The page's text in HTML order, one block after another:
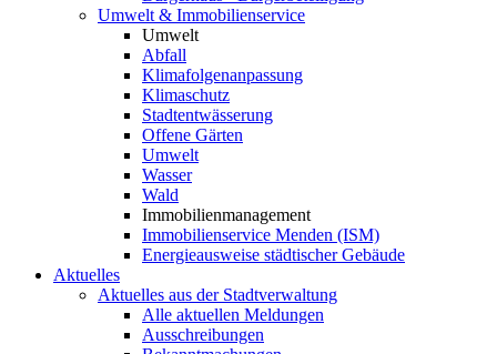
Umwelt & Immobilienservice
Umwelt
Abfall
Klimafolgenanpassung
Klimaschutz
Stadtentwässerung
Offene Gärten
Umwelt
Wasser
Wald
Immobilienmanagement
Immobilienservice Menden (ISM)
Energieausweise städtischer Gebäude
Aktuelles
Aktuelles aus der Stadtverwaltung
Alle aktuellen Meldungen
Ausschreibungen